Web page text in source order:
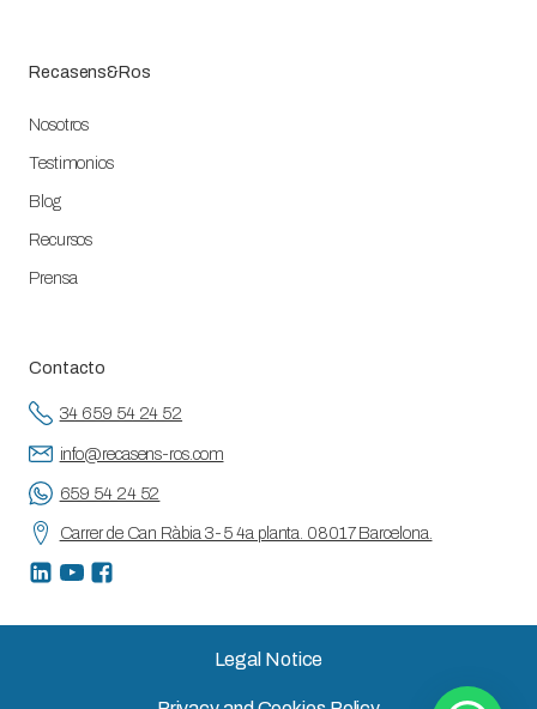
Recasens&Ros
Nosotros
Testimonios
Blog
Recursos
Prensa
Contacto
34 659 54 24 52
info@recasens-ros.com
659 54 24 52
Carrer de Can Ràbia 3-5 4a planta. 08017 Barcelona.
Legal Notice